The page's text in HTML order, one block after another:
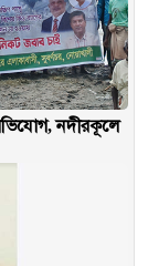
নদীরকূলে